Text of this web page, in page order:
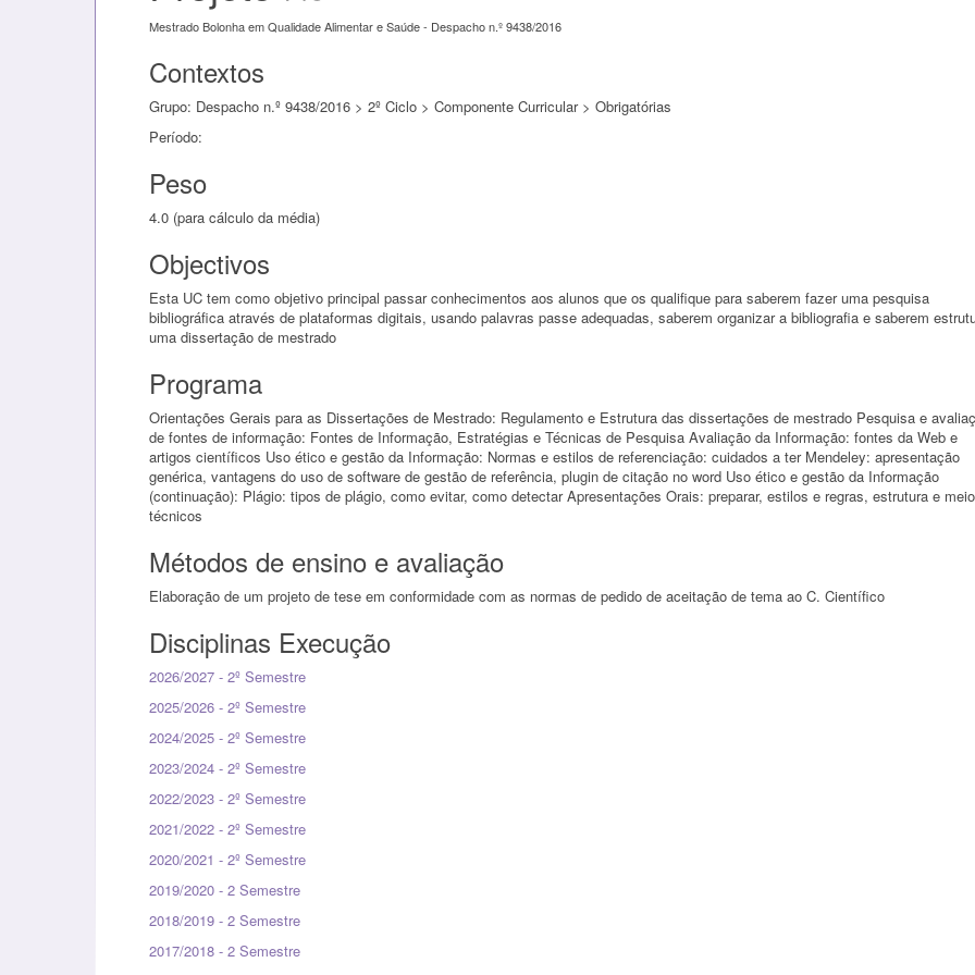
Mestrado Bolonha em Qualidade Alimentar e Saúde - Despacho n.º 9438/2016
Contextos
Grupo: Despacho n.º 9438/2016 > 2º Ciclo > Componente Curricular > Obrigatórias
Período:
Peso
4.0 (para cálculo da média)
Objectivos
Esta UC tem como objetivo principal passar conhecimentos aos alunos que os qualifique para saberem fazer uma pesquisa
bibliográfica através de plataformas digitais, usando palavras passe adequadas, saberem organizar a bibliografia e saberem
uma dissertação de mestrado
Programa
Orientações Gerais para as Dissertações de Mestrado: Regulamento e Estrutura das dissertações de mestrado Pesquisa e
de fontes de informação: Fontes de Informação, Estratégias e Técnicas de Pesquisa Avaliação da Informação: fontes da Web e
artigos científicos Uso ético e gestão da Informação: Normas e estilos de referenciação: cuidados a ter Mendeley: apresentação
genérica, vantagens do uso de software de gestão de referência, plugin de citação no word Uso ético e gestão da Informação
(continuação): Plágio: tipos de plágio, como evitar, como detectar Apresentações Orais: preparar, estilos e regras, estrutura e
técnicos
Métodos de ensino e avaliação
Elaboração de um projeto de tese em conformidade com as normas de pedido de aceitação de tema ao C. Científico
Disciplinas Execução
2026/2027 - 2º Semestre
2025/2026 - 2º Semestre
2024/2025 - 2º Semestre
2023/2024 - 2º Semestre
2022/2023 - 2º Semestre
2021/2022 - 2º Semestre
2020/2021 - 2º Semestre
2019/2020 - 2 Semestre
2018/2019 - 2 Semestre
2017/2018 - 2 Semestre